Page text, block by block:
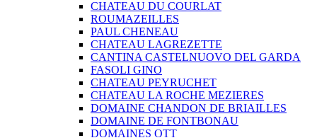
CHATEAU DU COURLAT
ROUMAZEILLES
PAUL CHENEAU
CHATEAU LAGREZETTE
CANTINA CASTELNUOVO DEL GARDA
FASOLI GINO
CHATEAU PEYRUCHET
CHATEAU LA ROCHE MEZIERES
DOMAINE CHANDON DE BRIAILLES
DOMAINE DE FONTBONAU
DOMAINES OTT